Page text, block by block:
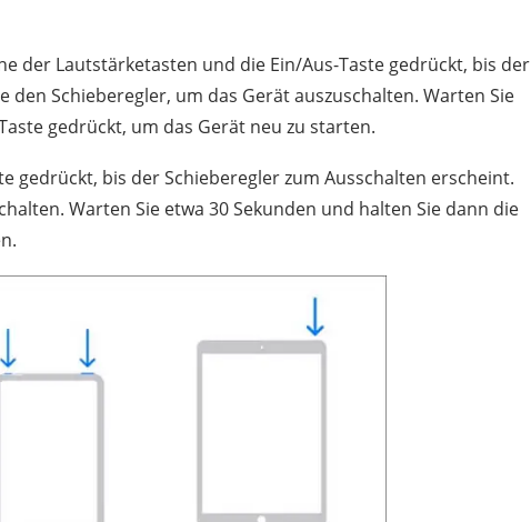
der Lautstärketasten und die Ein/Aus-Taste gedrückt, bis der
den Schieberegler, um das Gerät auszuschalten. Warten Sie
gedrückt, um das Gerät neu zu starten.
gedrückt, bis der Schieberegler zum Ausschalten erscheint.
Warten Sie etwa 30 Sekunden und halten Sie dann die